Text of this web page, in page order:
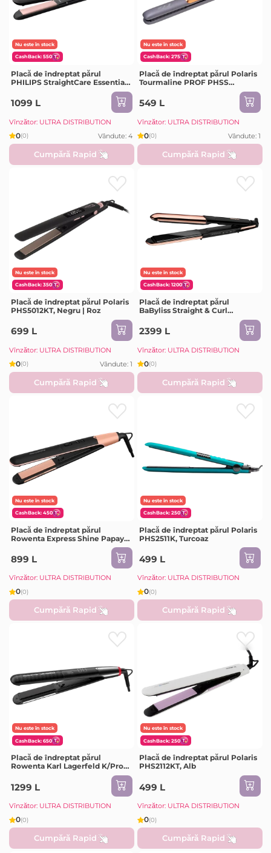
Nu este în stock
CashBack: 550
Placă de îndreptat părul
PHILIPS StraightCare Essential
1099 L
Vînzător: ULTRA DISTRIBUTION
0(0) Vândute: 4
Cumpără Rapid
Nu este în stock
CashBack: 275
Placă de îndreptat părul Polaris
Tourmaline PROF PHSS
549 L
Vînzător: ULTRA DISTRIBUTION
0(0) Vândute: 1
Cumpără Rapid
Nu este în stock
CashBack: 350
Placă de îndreptat părul Polaris
PHS5012KT, Negru | Roz
699 L
Vînzător: ULTRA DISTRIBUTION
0(0) Vândute: 1
Cumpără Rapid
Nu este în stock
CashBack: 1200
Placă de îndreptat părul
BaByliss Straight & Curl
Brilliance ST482E, Negru | Auriu
2399 L
Vînzător: ULTRA DISTRIBUTION
0(0)
Cumpără Rapid
Nu este în stock
CashBack: 450
Placă de îndreptat părul
Rowenta Express Shine Papaya
899 L
Vînzător: ULTRA DISTRIBUTION
0(0)
Cumpără Rapid
Nu este în stock
CashBack: 250
Placă de îndreptat părul Polaris
PHS2511K, Turcoaz
499 L
Vînzător: ULTRA DISTRIBUTION
0(0)
Cumpără Rapid
Nu este în stock
CashBack: 650
Placă de îndreptat părul
Rowenta Karl Lagerfeld K/Pro
1299 L
Vînzător: ULTRA DISTRIBUTION
0(0)
Cumpără Rapid
Nu este în stock
CashBack: 250
Placă de îndreptat părul Polaris
PHS2112KT, Alb
499 L
Vînzător: ULTRA DISTRIBUTION
0(0)
Cumpără Rapid